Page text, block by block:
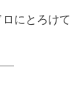
にとろけて